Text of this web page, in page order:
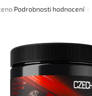
Podrobnosti hodnocení